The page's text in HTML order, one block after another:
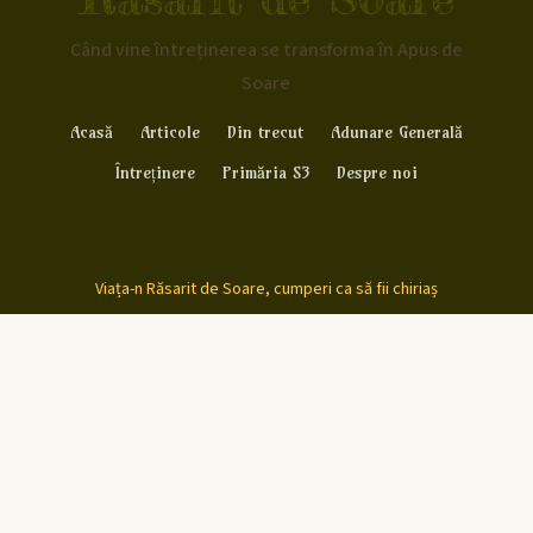
Când vine întreținerea se transforma în Apus de
Soare
Acasă Articole Din trecut
Adunare Generală
Întreținere
Primăria S3 Despre noi
Viața-n Răsarit de Soare, cumperi ca să fii chiriaș